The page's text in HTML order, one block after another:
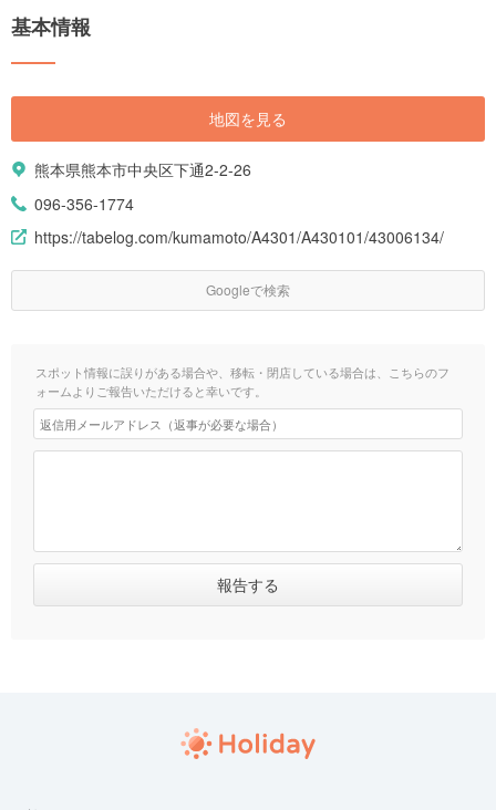
基本情報
地図を見る
熊本県熊本市中央区下通2-2-26
096-356-1774
https://tabelog.com/kumamoto/A4301/A430101/43006134/
Googleで検索
スポット情報に誤りがある場合や、移転・閉店している場合は、こちらのフ
ォームよりご報告いただけると幸いです。